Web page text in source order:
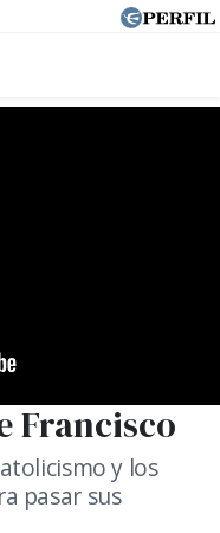
Francisco
y los
pasar sus